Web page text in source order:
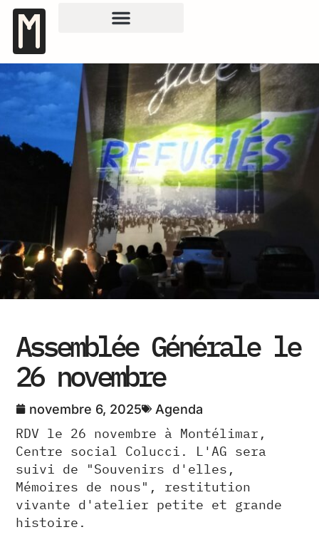
Assemblée Générale le
26 novembre
novembre 6, 2025 Agenda
RDV le 26 novembre à Montélimar,
Centre social Colucci. L'AG sera
suivi de "Souvenirs d'elles,
Mémoires de nous", restitution
vivante d'atelier petite et grande
histoire.